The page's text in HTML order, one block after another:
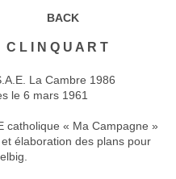
BACK
C L I N Q U A R T
La Cambre 1986
le 6 mars 1961
catholique « Ma Campagne »
élaboration des plans pour